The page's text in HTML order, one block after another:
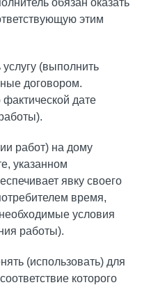
обязан оказать
этим
(выполнить
договором.
фактической дате
работ) на дому
указанном
явку своего
время,
условия
работы).
(использовать) для
которого